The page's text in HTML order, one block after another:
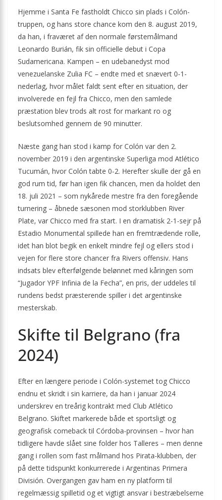
Hjemme i Santa Fe fastholdt Chicco sin plads i Colón-
truppen, og hans store chance kom den 8. august 2019,
da han, i fraværet af den normale førstemålmand
Leonardo Burián, fik sin officielle debut i Copa
Sudamericana. Kampen – en udebanedyst mod
venezuelanske Zulia FC – endte med et snævert 0-1-
nederlag, hvor målet faldt sent efter en situation, der
involverede en fejl fra Chicco, men den samlede
præstation blev trods alt rost for markant ro og
beslutsomhed gennem de 90 minutter.
Næste gang han stod i kamp for Colón var den 2.
november 2019 i den argentinske Superliga mod Atlético
Tucumán, hvor Colón tabte 0-2. Herefter skulle der gå en
god rum tid, før han igen fik chancen, men da holdet den
18. juli 2021 – som nykårede mestre fra den foregående
turnering – åbnede sæsonen mod storklubben River
Plate, var Chicco med fra start. I en dramatisk 2-1-sejr på
Estadio Monumental spillede han en fremtrædende rolle,
idet han blot begik en enkelt mindre fejl og ellers stod i
vejen for flere store chancer fra Rivers offensiv. Hans
indsats blev efterfølgende belønnet med kåringen som
“Jugador YPF Infinia de la Fecha”, en pris, der uddeles til
rundens bedst præsterende spiller i det argentinske
mesterskab.
Skifte til Belgrano (fra
2024)
Efter en længere periode i Colón-systemet tog Chicco
endnu et skridt i sin karriere, da han i januar 2024
underskrev en treårig kontrakt med Club Atlético
Belgrano. Skiftet markerede både et sportsligt og
geografisk comeback til Córdoba-provinsen – hvor han
tidligere havde slået sine folder hos Talleres – men denne
gang i rollen som fast målmand hos Pirata-klubben, der
på dette tidspunkt konkurrerede i Argentinas Primera
División. Overgangen gav ham en ny platform til
regelmæssig spilletid og et vigtigt ansvar i bestræbelserne